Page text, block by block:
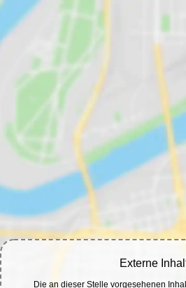
Externe
Die an dieser Stelle vorgesehenen